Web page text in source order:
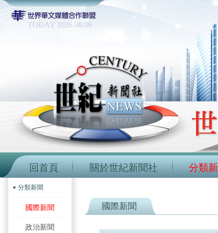
TODAY 2026.08.08
回首頁 關於世紀新聞社 分類
分類新聞
國際新聞
政治新聞
國際新聞